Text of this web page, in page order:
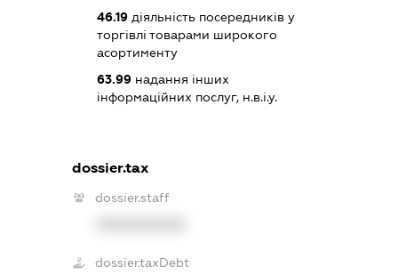
46.19діяльність посередників у
торгівлі товарами широкого
асортименту
63.99надання інших
інформаційних послуг, н.в.і.у.
dossier.tax
dossier.staff
dossier.taxDebt